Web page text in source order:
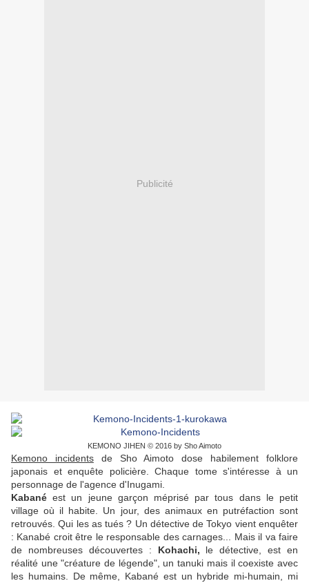
Publicité
KEMONO JIHEN © 2016 by Sho Aimoto
Kemono incidentsde Sho Aimoto dose habilement folklore
japonais et enquête policière. Chaque tome s'intéresse à un
personnage de l'agence d'Inugami.
Kabané est un jeune garçon méprisé par tous dans le petit
village où il habite. Un jour, des animaux en putréfaction sont
retrouvés. Qui les as tués ? Un détective de Tokyo vient enquêter
: Kanabé croit être le responsable des carnages... Mais il va faire
de nombreuses découvertes : Kohachi, le détective, est en
réalité une "créature de légende", un tanuki mais il coexiste avec
les humains. De même, Kabané est un hybride mi-humain, mi